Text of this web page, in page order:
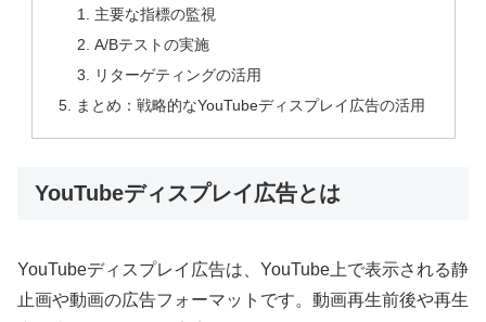
主要な指標の監視
A/Bテストの実施
リターゲティングの活用
まとめ：戦略的なYouTubeディスプレイ広告の活用
YouTubeディスプレイ広告とは
YouTubeディスプレイ広告は、YouTube上で表示される静
止画や動画の広告フォーマットです。動画再生前後や再生